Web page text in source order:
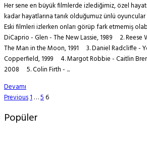
Her sene en büyük filmlerde izlediğimiz, özel
kadar hayatlarına tanık olduğumuz ünlü
Eski filmleri izlerken onları görüp fark etmemiş
DiCaprio - Glen - The New Lassie, 1989 2. Reese
The Man in the Moon, 1991 3. Daniel Radcliffe -
Copperfield, 1999 4. Margot Robbie - Caitlin
2008 5. Colin Firth - ...
Devamı
Yazı
gezinmesi
PreviousPage
1…Page
5Page
6
Popüler